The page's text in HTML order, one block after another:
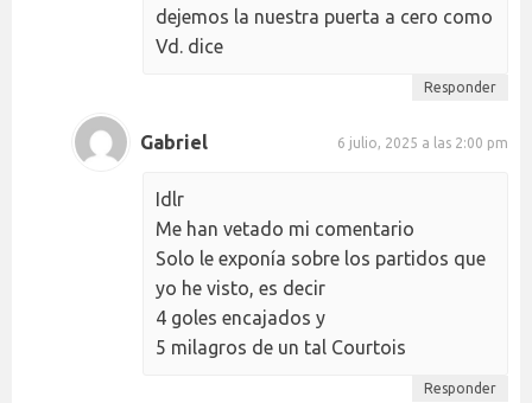
dejemos la nuestra puerta a cero como
Vd. dice
Responder
Gabriel 6 julio, 2025 a las 2:00 pm
Idlr
Me han vetado mi comentario
Solo le exponía sobre los partidos que
yo he visto, es decir
4 goles encajados y
5 milagros de un tal Courtois
Responder